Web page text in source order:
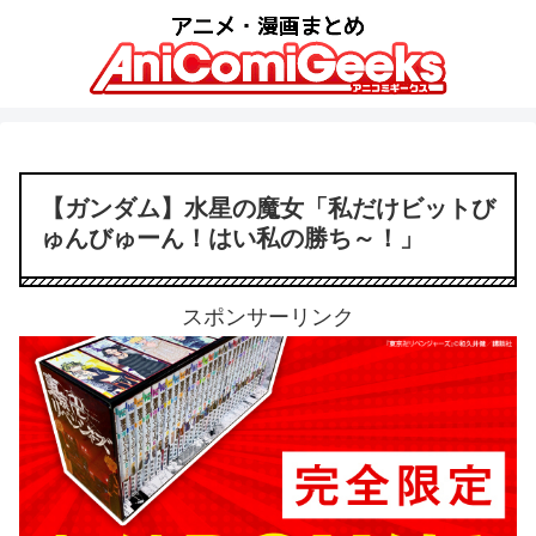
【ガンダム】水星の魔女「私だけビットび
ゅんびゅーん！はい私の勝ち～！」
スポンサーリンク